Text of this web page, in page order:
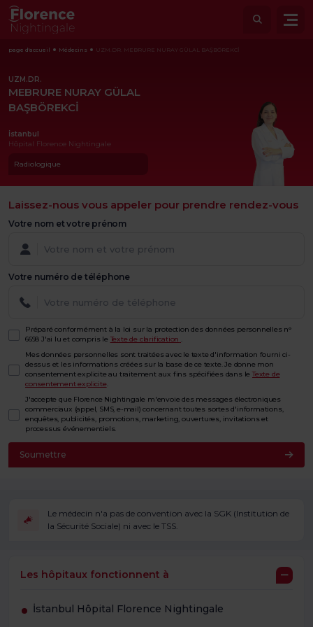
page d'accueil Médecins UZM.DR. MEBRURE NURAY GÜLAL BAŞBÖREKCİ
UZM.DR.
MEBRURE NURAY GÜLAL
BAŞBÖREKCİ
İstanbul
Hôpital Florence Nightingale
Radiologique
Laissez-nous vous appeler pour prendre rendez-vous
Votre nom et votre prénom
Votre numéro de téléphone
Préparé conformément à la loi sur la protection des données personnelles n°
6698 J'ai lu et compris le Texte de clarification .
Mes données personnelles sont traitées avec le texte d'information fourni ci-
dessus et les informations créées sur la base de ce texte. Je donne mon
consentement explicite au traitement aux fins spécifiées dans le Texte de
consentement explicite.
J'accepte que Florence Nightingale m'envoie des messages électroniques
commerciaux (appel, SMS, e-mail) concernant toutes sortes d'informations,
enquêtes, publicités, promotions, marketing, ouvertures, invitations et
processus événementiels.
Soumettre
Le médecin n'a pas de convention avec la SGK (Institution de
la Sécurité Sociale) ni avec le TSS.
Les hôpitaux fonctionnent à
İstanbul Hôpital Florence Nightingale